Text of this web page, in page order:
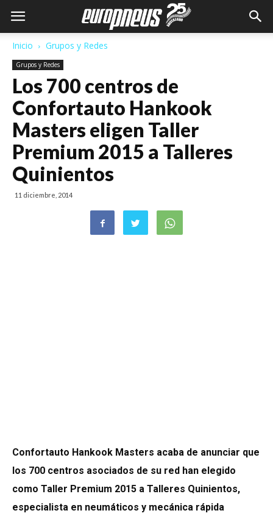
Inicio Grupos y Redes
Grupos y Redes
Los 700 centros de
Confortauto Hankook
Masters eligen Taller
Premium 2015 a Talleres
Quinientos
11 diciembre, 2014
Confortauto Hankook Masters acaba de anunciar que
los 700 centros asociados de su red han elegido
como Taller Premium 2015 a Talleres Quinientos,
especialista en neumáticos y mecánica rápida